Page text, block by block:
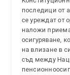
последици от
се уреждат от
наложи
осигуряване,
на влизане в
съд между